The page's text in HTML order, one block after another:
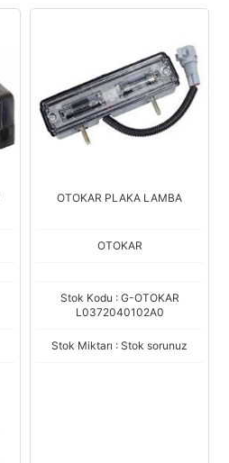
OTOKAR PLAKA LAMBA
OTOKAR
Stok Kodu : G-OTOKAR
L0372040102A0
Stok Miktarı : Stok sorunuz